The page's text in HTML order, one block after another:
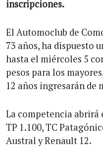
inscripciones.
El Automoclub de
73 años, ha dispuesto
hasta el miércoles 5
pesos para los
12 años ingresarán de
La competencia abrirá
TP 1.100, TC
Austral y Renault 12.